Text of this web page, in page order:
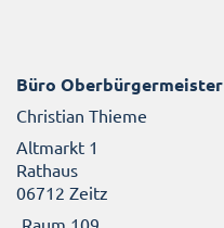
Büro Oberbürgermeister
Christian Thieme
Altmarkt 1
Rathaus
06712 Zeitz